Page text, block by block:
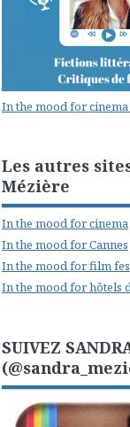
In the mood for cinema
Les autres
Mézière
In the mood for cinema
In the mood for Cannes
In the mood for film
In the mood for hôtels
SUIVEZ